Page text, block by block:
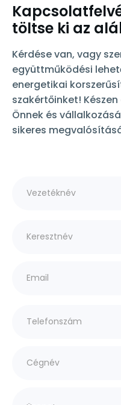
töltse ki az
Kérdése van, vagy
együttműködési
energetikai
szakértőinket!
Önnek és
sikeres